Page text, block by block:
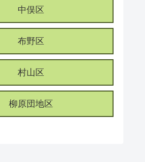
中俣区
布野区
村山区
柳原団地区